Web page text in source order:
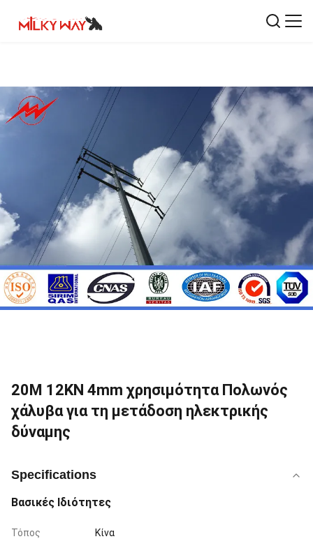
20M 12KN 4mm χρησιμότητα Πολωνός
χάλυβα για τη μετάδοση ηλεκτρικής
δύναμης
Specifications
Βασικές Ιδιότητες
Τόπος
Κίνα